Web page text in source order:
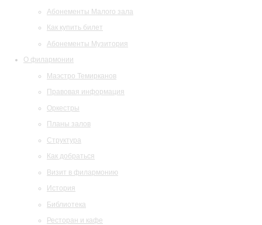
Абонементы Малого зала
Как купить билет
Абонементы Музитория
О филармонии
Маэстро Темирканов
Правовая информация
Оркестры
Планы залов
Структура
Как добраться
Визит в филармонию
История
Библиотека
Ресторан и кафе